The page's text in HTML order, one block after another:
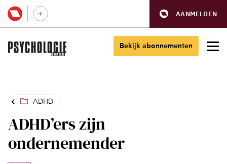
AANMELDEN
Bekijk abonnementen
ADHD
ADHD’ers zijn
ondernemender